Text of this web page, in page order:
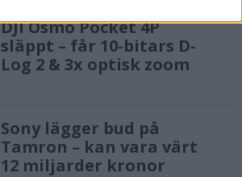
DJI Osmo Pocket 4P
släppt – får 10-bitars D-
Log 2 & 3x optisk zoom
Sony lägger bud på
Tamron – kan vara värt
12 miljarder kronor